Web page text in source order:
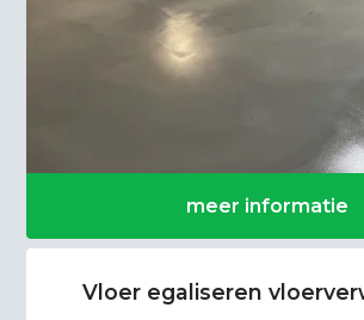
meer informatie
Vloer egaliseren